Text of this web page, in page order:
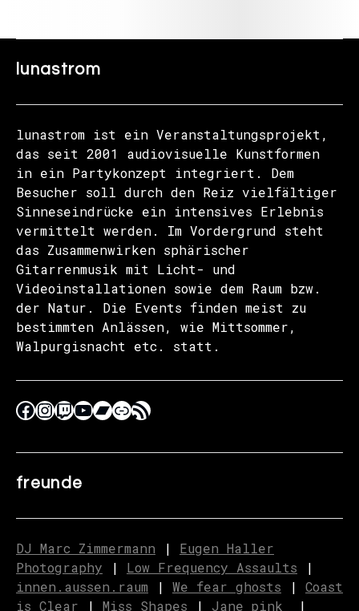
lunastrom
lunastrom ist ein Veranstaltungsprojekt,
das seit 2001 audiovisuelle Kunstformen
in ein Partykonzept integriert. Dem
Besucher soll durch den Reiz vielfältiger
Sinneseindrücke ein intensives Erlebnis
vermittelt werden. Im Vordergrund steht
das Zusammenwirken sphärischer
Gitarrenmusik mit Licht- und
Videoinstallationen sowie dem Raum bzw.
der Natur. Die Events finden meist zu
bestimmten Anlässen, wie Mittsommer,
Walpurgisnacht etc. statt.
freunde
DJ Marc Zimmermann | Eugen Haller
Photography | Low Frequency Assaults |
innen.aussen.raum | We fear ghosts | Coast
is Clear | Miss Shapes | Jane_pink_ |